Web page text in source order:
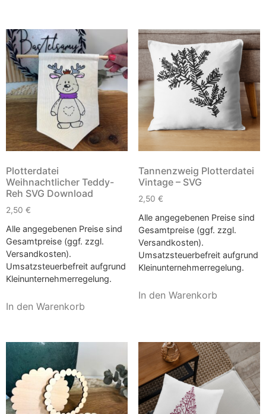
Plotterdatei
Weihnachtlicher Teddy-
Reh SVG Download
2,50 €
Alle angegebenen Preise sind
Gesamtpreise (ggf. zzgl.
Versandkosten).
Umsatzsteuerbefreit aufgrund
Kleinunternehmerregelung.
In den Warenkorb
Tannenzweig Plotterdatei
Vintage – SVG
2,50 €
Alle angegebenen Preise sind
Gesamtpreise (ggf. zzgl.
Versandkosten).
Umsatzsteuerbefreit aufgrund
Kleinunternehmerregelung.
In den Warenkorb